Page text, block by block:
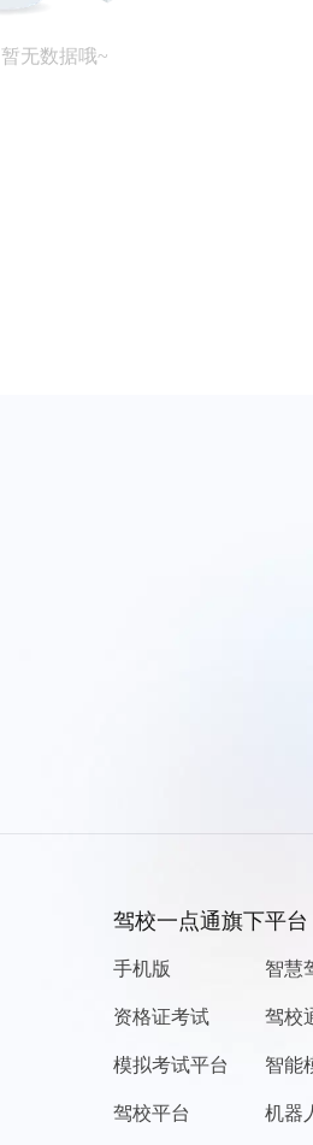
暂无数据哦~
驾校一点通旗下平台
手机版
资格证考试
模拟考试平台
驾校平台
智慧
驾校
智能
机器